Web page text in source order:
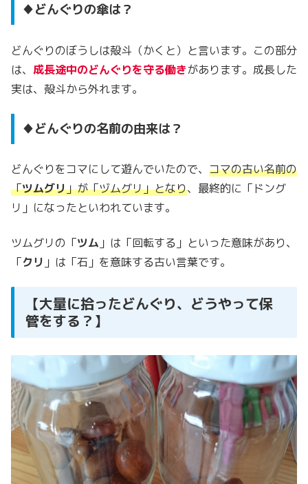
♦どんぐりの傘は？
どんぐりのぼうしは殻斗（かくと）と言います。この部分
は、 成長途中のどんぐりを守る働きがあります。成長した
実は、殻斗から外れます。
♦どんぐりの名前の由来は？
どんぐりをコマにして遊んでいたので、 コマの古い名前の
「ツムグリ」が「ヅムグリ」となり、最終的に「ドング
リ」になったといわれています。
ツムグリの「ツム 」は「回転する」といった意味があり、
「クリ 」は「石」を意味する古い言葉です。
【大量に拾ったどんぐり、どうやって保
管をする？】